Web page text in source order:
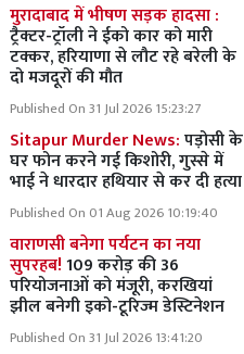
मुरादाबाद में भीषण सड़क हादसा :
ट्रैक्टर-ट्रॉली ने ईको कार को मारी
टक्कर, हरियाणा से लौट रहे बरेली के
दो मजदूरों की मौत
Published On 31 Jul 2026 15:23:27
Sitapur Murder News:पड़ोसी के
घर फोन करने गई किशोरी, गुस्से में
भाई ने धारदार हथियार से कर दी हत्या
Published On 01 Aug 2026 10:19:40
वाराणसी बनेगा पर्यटन का नया
सुपरहब!109 करोड़ की 36
परियोजनाओं को मंजूरी, करखियां
झील बनेगी इको-टूरिज्म डेस्टिनेशन
Published On 31 Jul 2026 13:41:20